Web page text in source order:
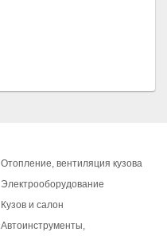
Отопление, вентиляция кузова
Электрооборудование
Кузов и салон
Автоинструменты,